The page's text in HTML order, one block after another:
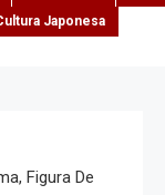
Japonesa
Figura De